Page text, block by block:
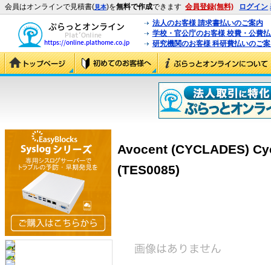
会員はオンラインで見積書(見本)を無料で作成できます 会員登録(無料) ログイン
法人のお客様 請求書払いのご案内
学校・官公庁のお客様 校費・公費
研究機関のお客様 科研費払いのご
Avocent (CYCLADES)
(TES0085)